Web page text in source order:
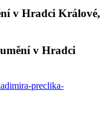
v Hradci Králové,
v Hradci
preclika-